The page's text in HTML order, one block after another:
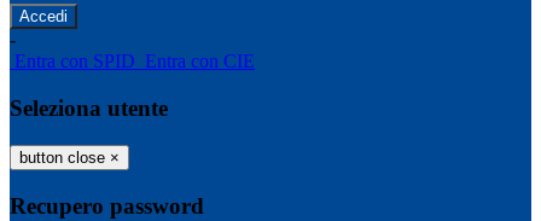
-
Entra con SPID Entra con CIE
Seleziona utente
button close ×
Recupero password